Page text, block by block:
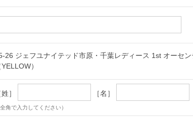
26 ジェフユナイテッド市原・千葉レディース 1st オーセ
YELLOW）
姓］ ［名］
全角で入力してください）